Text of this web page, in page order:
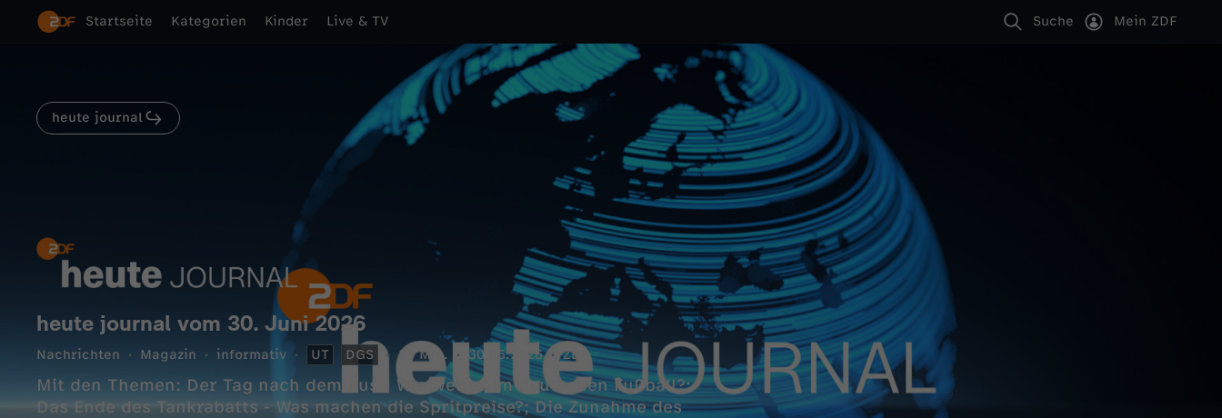
Startseite Kategorien Kinder Live & TV Suche Mein ZDF
heute journal
heute journal vom 30. Juni 2026
Nachrichten Magazin informativ UT DGS 28 Min. 30.06.2026 ZDF
Mit den Themen: Der Tag nach dem Aus - Wie weiter im deutschen Fußball?;
Das Ende des Tankrabatts - Was machen die Spritpreise?; Die Zunahme des